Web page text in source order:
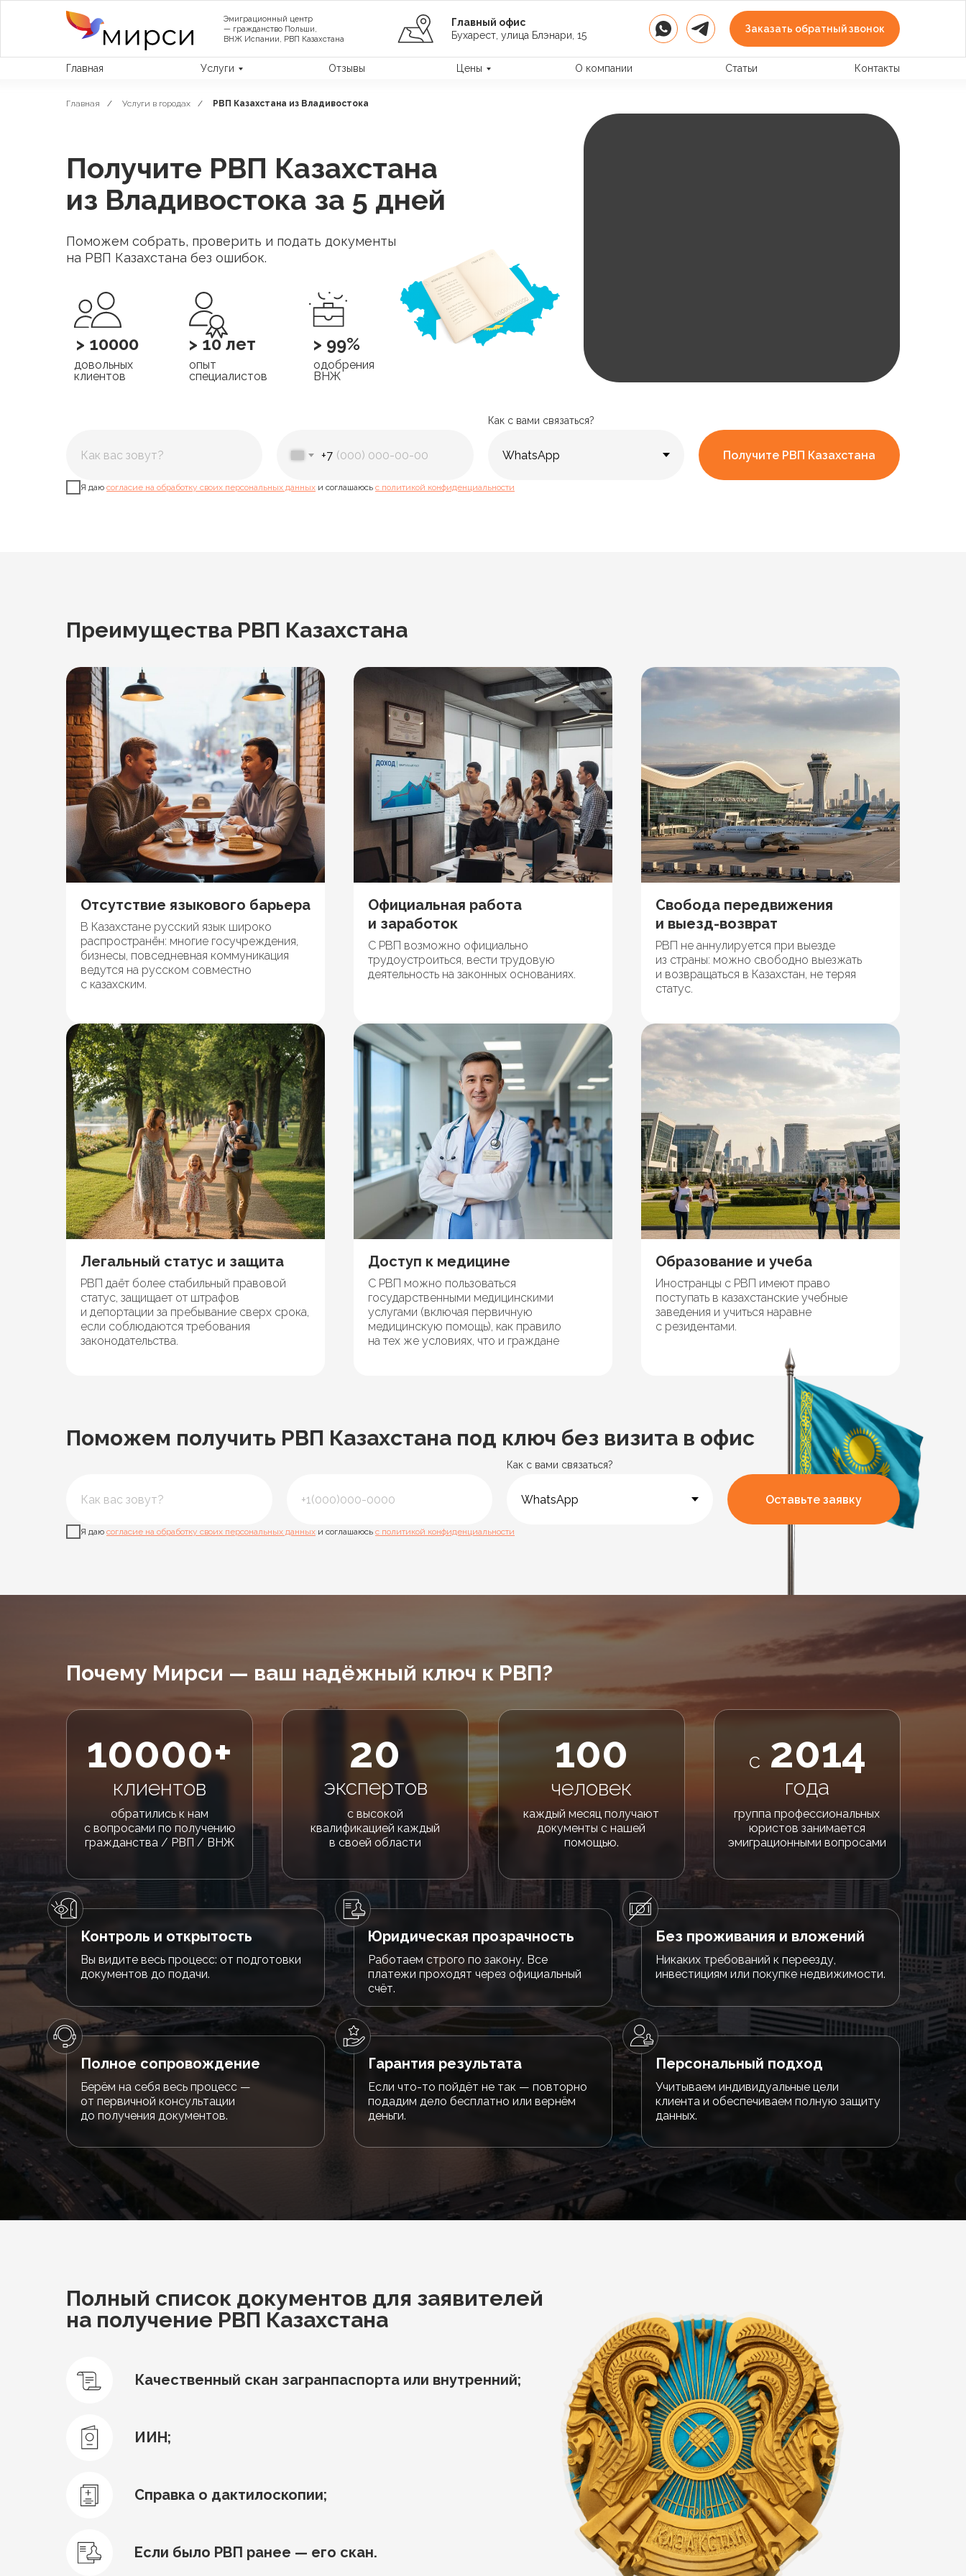
Главная Услуги О компании
Отзывы Статьи
Цены Контакты
Эмиграционный центр
— гражданство Польши,
ВНЖ Испании, РВП Казахстана
Заказать обратный звонок
Главный офис
Бухарест, улица Блэнари, 15
Главная / Услуги в городах / РВП Казахстана из Владивостока
довольных
клиентов
> 10000
одобрения
ВНЖ
> 99%
опыт
специалистов
> 10 лет
Получите РВП Казахстана
из Владивостока за 5 дней
Поможем собрать, проверить и подать документы
на РВП Казахстана без ошибок.
+7
Как с вами связаться?
Я даю согласие на обработку своих персональных данных и соглашаюсь с политикой конфиденциальности
Получите РВП Казахстана
Преимущества РВП Казахстана
Отсутствие языкового барьера
В Казахстане русский язык широко
распространён: многие госучреждения,
бизнесы, повседневная коммуникация
ведутся на русском совместно
с казахским.
Официальная работа
и заработок
С РВП возможно официально
трудоустроиться, вести трудовую
деятельность на законных основаниях.
Свобода передвижения
и выезд-возврат
РВП не аннулируется при выезде
из страны: можно свободно выезжать
и возвращаться в Казахстан, не теряя
статус.
Легальный статус и защита
РВП даёт более стабильный правовой
статус, защищает от штрафов
и депортации за пребывание сверх срока,
если соблюдаются требования
законодательства.
Доступ к медицине
С РВП можно пользоваться
государственными медицинскими
услугами (включая первичную
медицинскую помощь), как правило
на тех же условиях, что и граждане
Образование и учеба
Иностранцы с РВП имеют право
поступать в казахстанские учебные
заведения и учиться наравне
с резидентами.
Поможем получить РВП Казахстана под ключ без визита в офис
Как с вами связаться?
Я даю согласие на обработку своих персональных данных и соглашаюсь с политикой конфиденциальности
Оставьте заявку
10000+
обратились к нам
с вопросами по получению
гражданства / РВП / ВНЖ
клиентов
Почему Мирси — ваш надёжный ключ к РВП?
экспертов
с высокой
квалификацией каждый
в своей области
20
человек
каждый месяц получают
документы с нашей
помощью.
100
года
группа профессиональных
юристов занимается
эмиграционными вопросами
2014
с
Вы видите весь процесс: от подготовки
документов до подачи.
Контроль и открытость
Работаем строго по закону. Все
платежи проходят через официальный
счёт.
Юридическая прозрачность
Никаких требований к переезду,
инвестициям или покупке недвижимости.
Без проживания и вложений
Берём на себя весь процесс —
от первичной консультации
до получения документов.
Полное сопровождение
Если что-то пойдёт не так — повторно
подадим дело бесплатно или вернём
деньги.
Гарантия результата
Учитываем индивидуальные цели
клиента и обеспечиваем полную защиту
данных.
Персональный подход
Полный список документов для заявителей
на получение РВП Казахстана
Качественный скан загранпаспорта или внутренний;
ИИН;
Справка о дактилоскопии;
Если было РВП ранее — его скан.